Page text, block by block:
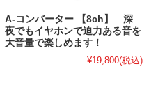
A-コンバーター 【8ch】 深
夜でもイヤホンで迫力ある音を
大音量で楽しめます！
¥19,800(税込)